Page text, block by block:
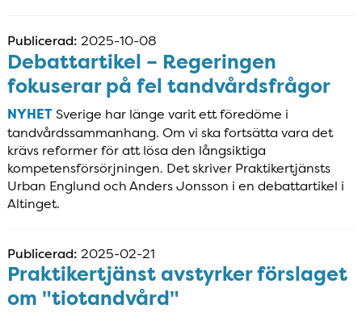
Publicerad: 2025-10-08
Debattartikel – Regeringen
fokuserar på fel tandvårdsfrågor
NYHET Sverige har länge varit ett föredöme i
tandvårdssammanhang. Om vi ska fortsätta vara det
krävs reformer för att lösa den långsiktiga
kompetensförsörjningen. Det skriver Praktikertjänsts
Urban Englund och Anders Jonsson i en debattartikel i
Altinget.
Publicerad: 2025-02-21
Praktikertjänst avstyrker förslaget
om "tiotandvård"